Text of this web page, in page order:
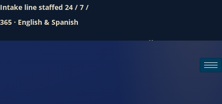
Intake line staffed 24 / 7 /
365 · English & Spanish
Call (888) 437-7747